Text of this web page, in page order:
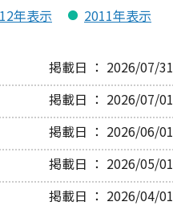
年表示
2011年表示
掲載日 ： 2026/07/31
掲載日 ： 2026/07/01
掲載日 ： 2026/06/01
掲載日 ： 2026/05/01
掲載日 ： 2026/04/01